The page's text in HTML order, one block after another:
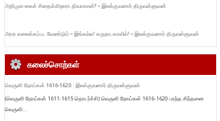
அதிமுக-வைச் சிதைக்கிறாரா திவாகரன்? – இலக்குவனார் திருவள்ளுவன்
அரசு கலைக்கப்பட வேண்டும் – இங்கல்ல! கருநாடகாவில்! – இலக்குவனார் திருவள்ளுவன்
கலைச்சொற்கள்
வெருளி நோய்கள் 1616-1620 : இலக்குவனார் திருவள்ளுவன்
(வெருளி நோய்கள் 1611-1615 தொடர்ச்சி) வெருளி நோய்கள் 1616-1620 பரந்த சிந்தனை
வெருளி...